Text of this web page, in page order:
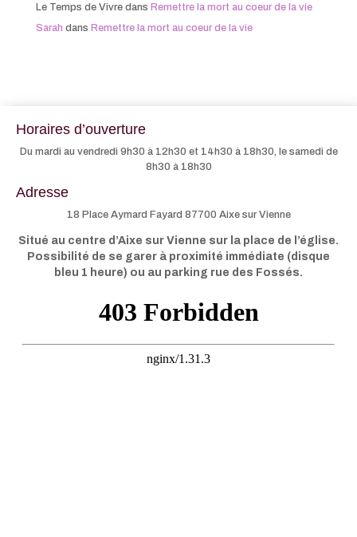
Le Temps de Vivredans Remettre la mort au coeur de la vie
Sarah dans Remettre la mort au coeur de la vie
Horaires d’ouverture
Du mardi au vendredi 9h30 à 12h30 et 14h30 à 18h30, le samedi de
8h30 à 18h30
Adresse
18 Place Aymard Fayard 87700 Aixe sur Vienne
Situé au centre d’Aixe sur Vienne sur la place de l’église.
Possibilité de se garer à proximité immédiate (disque
bleu 1 heure) ou au parking rue des Fossés.